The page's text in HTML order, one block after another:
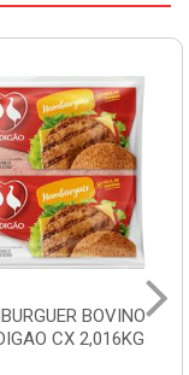
BOVINO
CX 2,016KG